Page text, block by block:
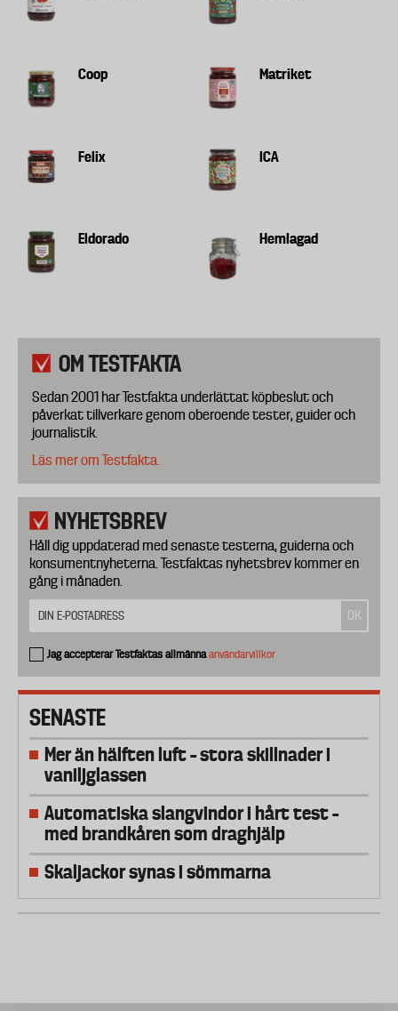
Coop Matriket
Felix ICA
Eldorado Hemlagad
OM TESTFAKTA
Sedan 2001 har Testfakta underlättat köpbeslut och
påverkat tillverkare genom oberoende tester, guider och
journalistik.
Läs mer om Testfakta.
NYHETSBREV
Håll dig uppdaterad med senaste testerna, guiderna och
konsumentnyheterna. Testfaktas nyhetsbrev kommer en
gång i månaden.
Jag accepterar Testfaktas allmännaanvändarvillkor
SENASTE
Mer än hälften luft – stora skillnader i
vaniljglassen
Automatiska slangvindor i hårt test –
med brandkåren som draghjälp
Skaljackor synas i sömmarna